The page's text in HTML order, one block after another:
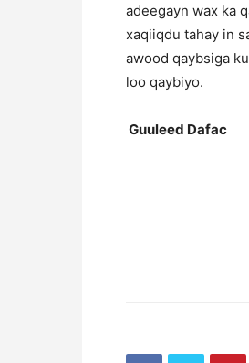
adeegayn wax ka
xaqiiqdu tahay in
awood qaybsiga
loo qaybiyo.
Guuleed Dafac